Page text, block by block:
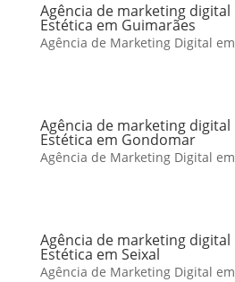
Agência de marketing digital
Estética em Guimarães
Agência de Marketing Digital
Agência de marketing digital
Estética em Gondomar
Agência de Marketing Digital
Agência de marketing digital
Estética em Seixal
Agência de Marketing Digital